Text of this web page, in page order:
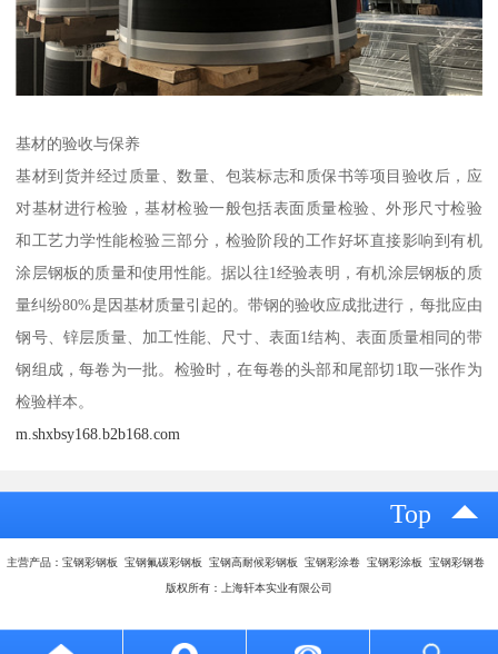
基材的验收与保养
基材到货并经过质量、数量、包装标志和质保书等项目验收后，应
对基材进行检验，基材检验一般包括表面质量检验、外形尺寸检验
和工艺力学性能检验三部分，检验阶段的工作好坏直接影响到有机
涂层钢板的质量和使用性能。据以往1经验表明，有机涂层钢板的质
量纠纷80%是因基材质量引起的。带钢的验收应成批进行，每批应由
钢号、锌层质量、加工性能、尺寸、表面1结构、表面质量相同的带
钢组成，每卷为一批。检验时，在每卷的头部和尾部切1取一张作为
检验样本。
m.shxbsy168.b2b168.com
Top
主营产品：宝钢彩钢板 宝钢氟碳彩钢板 宝钢高耐候彩钢板 宝钢彩涂卷 宝钢彩涂板 宝钢彩钢卷
版权所有：上海轩本实业有限公司